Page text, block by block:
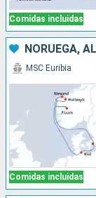
Comidas incluidas
NORUEGA,
Comidas incluidas
MSC Euribia